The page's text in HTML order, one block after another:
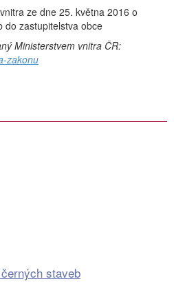
ze dne 25. května 2016 o
do zastupitelstva obce
Ministerstvem vnitra ČR:
zakonu
staveb